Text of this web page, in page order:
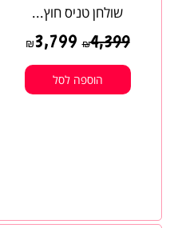
שולחן טניס חוץ...
₪4,399
₪3,799
הוספה לסל